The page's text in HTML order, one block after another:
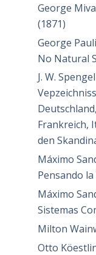
George
(1871)
George
No Natural
J. W.
Frankreich,
den
Máximo
Pensando la
Máximo
Sistemas
Milton
Otto